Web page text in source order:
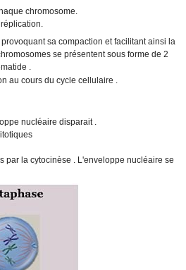
chromosome.
sa compaction et facilitant ainsi la
se présentent sous forme de 2
.
au cours du cycle cellulaire .
nucléaire disparait .
par la cytocinèse . L'enveloppe nucléaire se